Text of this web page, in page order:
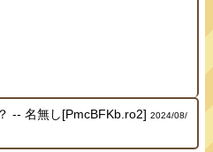
-- 名無し[PmcBFKb.ro2] 2024/08/